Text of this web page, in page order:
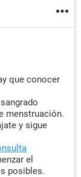
que conocer
menstruación.
y sigue
el
posibles.